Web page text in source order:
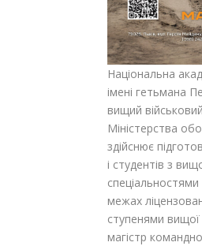
Національна
імені гетьмана
вищий
Міністерства
здійснює
і студентів з
спеціальностями
межах
ступенями вищої
магістр